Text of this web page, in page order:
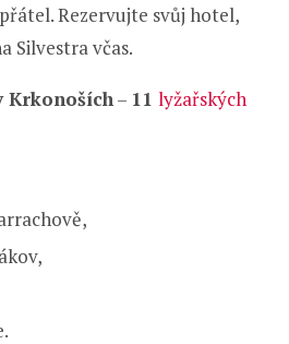
Rezervujte svůj hotel,
Silvestra včas.
Krkonoších– 11 lyžařských